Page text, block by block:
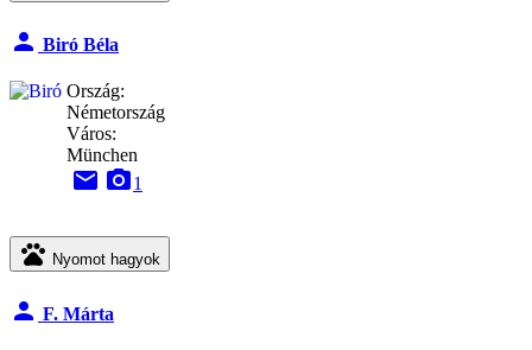
person Biró Béla
Ország:
Németország
Város:
München
email camera_alt1
pets Nyomot hagyok
person F. Márta